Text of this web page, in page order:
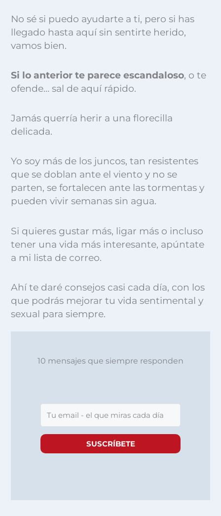
No sé si puedo ayudarte a ti, pero si has
llegado hasta aquí sin sentirte herido,
vamos bien.
Si lo anterior te parece escandaloso, o te
ofende… sal de aquí rápido.
Jamás querría herir a una florecilla
delicada.
Yo soy más de los juncos, tan resistentes
que se doblan ante el viento y no se
parten, se fortalecen ante las tormentas y
pueden vivir semanas sin agua.
Si quieres gustar más, ligar más o incluso
tener una vida más interesante, apúntate
a mi lista de correo.
Ahí te daré consejos casi cada día, con los
que podrás mejorar tu vida sentimental y
sexual para siempre.
10 mensajes que siempre responden
SUSCRÍBETE